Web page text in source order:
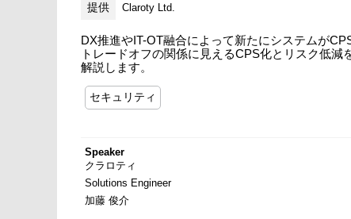
提供 Claroty Ltd.
DX推進やIT-OT融合によって新たにシステムが
トレードオフの関係に見えるCPS化とリスク低
解説します。
セキュリティ
Speaker
クラロティ
Solutions Engineer
加藤 俊介